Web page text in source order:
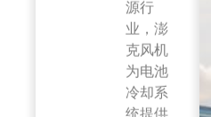
业，澎
克风机
为电池
冷却系
统提供